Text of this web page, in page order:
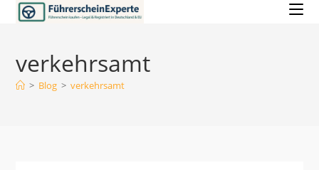
Zum
Inhalt
verkehrsamt
> Blog > verkehrsamt